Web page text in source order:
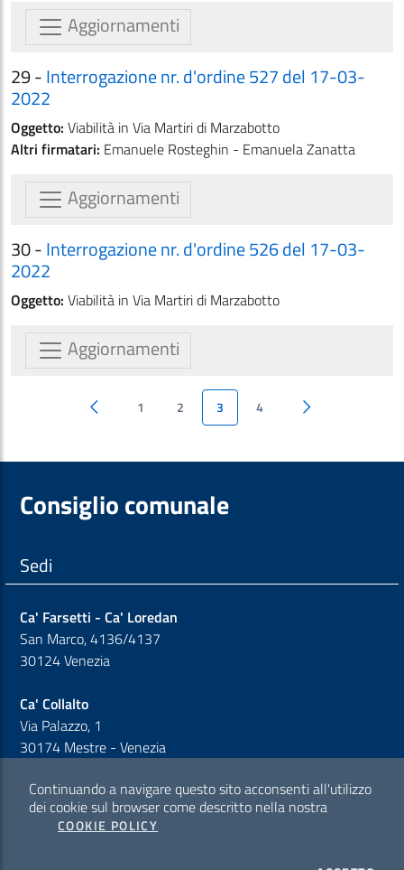
Aggiornamenti
29 -Interrogazione nr. d'ordine 527 del 17-03-
2022
Oggetto: Viabilità in Via Martiri di Marzabotto
Altri firmatari: Emanuele Rosteghin - Emanuela Zanatta
Aggiornamenti
30 -Interrogazione nr. d'ordine 526 del 17-03-
2022
Oggetto: Viabilità in Via Martiri di Marzabotto
Aggiornamenti
Pagina precedente
1 2 3 4 Pagina successiva
Consiglio comunale
Sedi
Ca' Farsetti - Ca' Loredan
San Marco, 4136/4137
30124 Venezia
Ca' Collalto
Via Palazzo, 1
30174 Mestre - Venezia
Sezione Link Policy
Cookie policy
Continuando a navigare questo sito acconsenti all'utilizzo
dei cookie sul browser come descritto nella nostra
COOKIE POLICY